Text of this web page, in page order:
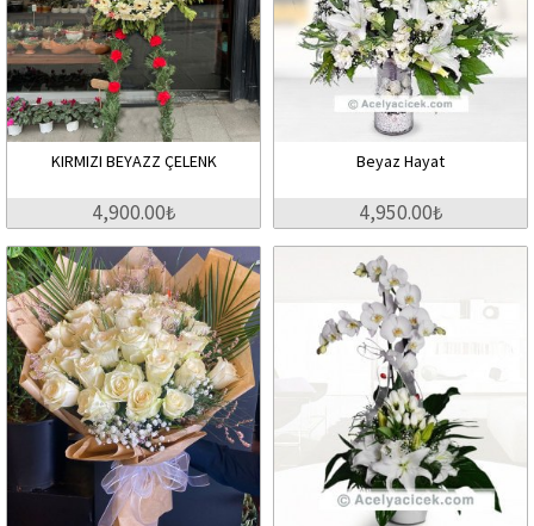
KIRMIZI BEYAZZ ÇELENK
4,900.00₺
Beyaz Hayat
4,950.00₺